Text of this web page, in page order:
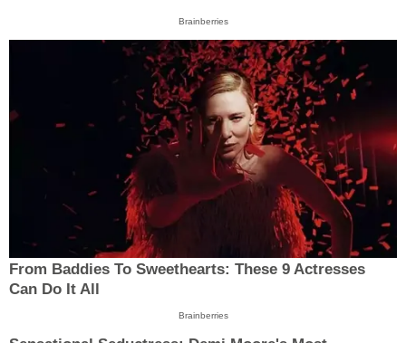
Brainberries
From Baddies To Sweethearts: These 9 Actresses
Can Do It All
Brainberries